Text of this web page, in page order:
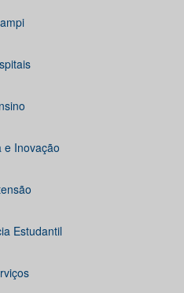
e Inovação
Estudantil